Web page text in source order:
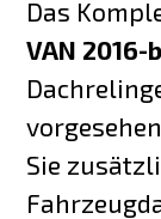
Das
VAN 2016-
Sie